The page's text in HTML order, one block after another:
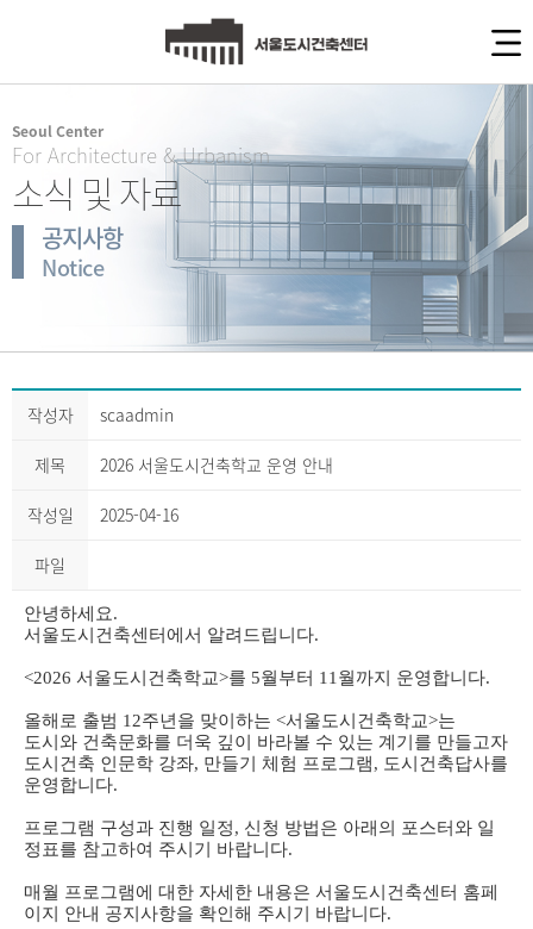
Seoul Center
For Architecture & Urbanism
소식 및 자료
공지사항
Notice
작성자 scaadmin
제목 2026 서울도시건축학교 운영 안내
작성일 2025-04-16
파일
안녕하세요.
서울도시건축센터에서 알려드립니다.
<2026 서울도시건축학교>를 5월부터 11 월까지 운영합니다.
올해로 출범 12주년을 맞이하는 <서울도시건축학교>는
도시와 건축문화를 더욱 깊이 바라볼 수 있는 계기를 만들고자
도시건축 인문학 강좌, 만들기 체험 프로그램, 도시건축답사를
운영합니다.
프로그램 구성과 진행 일정, 신청 방법은 아래의 포스터와 일
정표를 참고하여 주시기 바랍니다.
매월 프로그램에 대한 자세한 내용은 서울도시건축센터 홈페
이지 안내 공지사항을 확인해 주시기 바랍니다.